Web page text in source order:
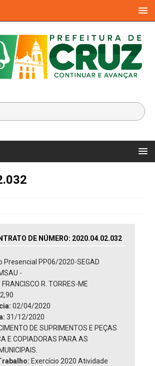
DE NÚMERO: 2020.04.02.032
Presencial PP06/2020-SEGAD
-
FRANCISCO R. TORRES-ME
02/04/2020
31/12/2020
DE SUPRIMENTOS E PEÇAS
E COPIADORAS PARA AS
Exercício 2020 Atividade